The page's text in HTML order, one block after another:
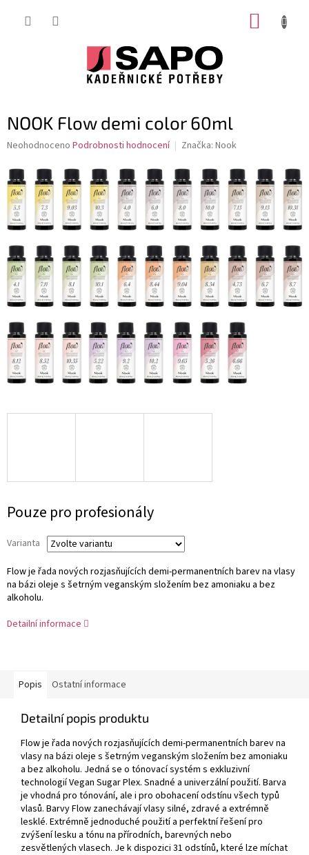
NOOK Flow demi color 60ml
Průměrné
produktu
je
0,0
z
5
Neohodnoceno Podrobnosti hodnocení Značka: Nook
cena:
Pouze pro profesionály
Varianta
Flow je řada nových rozjasňujících demi-permanentních barev na vlasy
na bázi oleje s šetrným veganským složením bez amoniaku a bez
alkoholu.
Detailní informace
Popis Ostatní informace
Detailní popis produktu
Flow je řada nových rozjasňujících demi-permanentních barev na
vlasy na bázi oleje s šetrným veganským složením bez amoniaku
a bez alkoholu. Jedná se o tónovací systém s exkluzivní
technologií Vegan Sugar Plex. Snadné a univerzální použití. Barva
je vhodná pro tónování, ale i pro obohacení odstínu všech typů
vlasů. Barvy Flow zanechávají vlasy silné, zdravé a extrémně
lesklé. Extrémně jednoduché použití a perfektní řešení pro
zvýšení lesku a tónu na přírodních, barevných nebo
zesvětlených vlasech. Je k dispozici 31 odstínů, které lze míchat